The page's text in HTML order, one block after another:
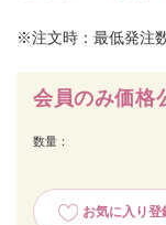
会員のみ価格
数量：
お気に入り登
※注文時：最低発注